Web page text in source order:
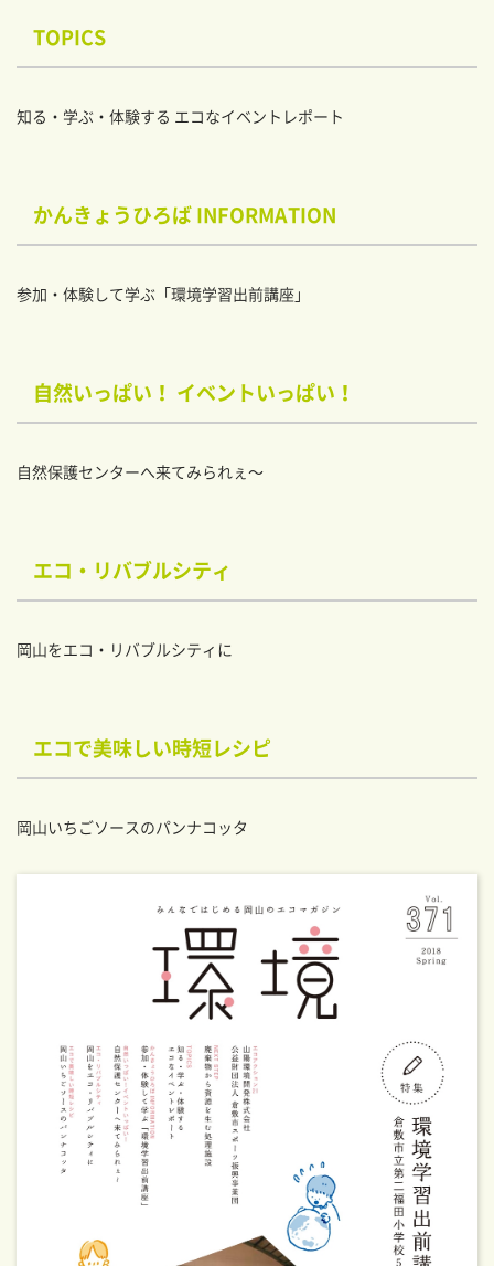
TOPICS
知る・学ぶ・体験する エコなイベントレポート
かんきょうひろば INFORMATION
参加・体験して学ぶ「環境学習出前講座」
自然いっぱい！ イベントいっぱい！
自然保護センターへ来てみられぇ～
エコ・リバブルシティ
岡山をエコ・リバブルシティに
エコで美味しい時短レシピ
岡山いちごソースのパンナコッタ